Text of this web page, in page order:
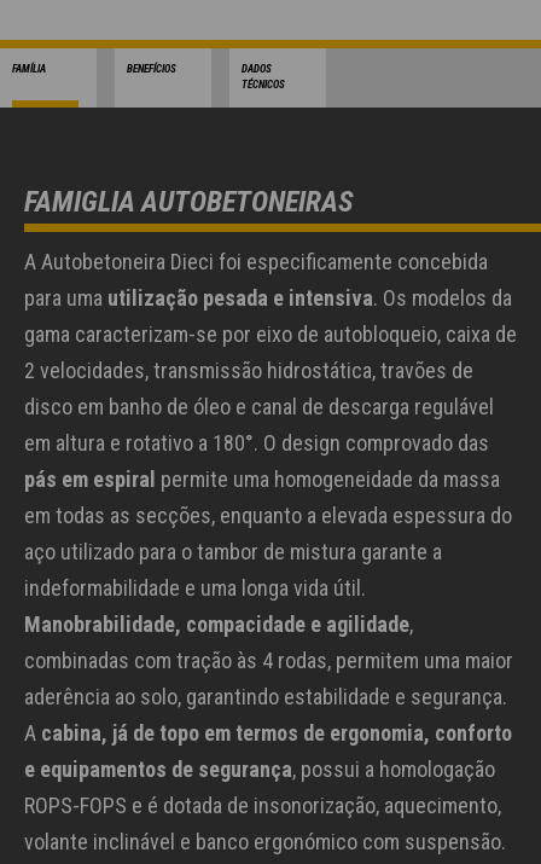
FAMÍLIA BENEFÍCIOS
DADOS
TÉCNICOS
FAMIGLIA AUTOBETONEIRAS
A Autobetoneira Dieci foi especificamente concebida
para uma utilização pesada e intensiva. Os modelos da
gama caracterizam-se por eixo de autobloqueio, caixa de
2 velocidades, transmissão hidrostática, travões de
disco em banho de óleo e canal de descarga regulável
em altura e rotativo a 180°. O design comprovado das
pás em espiral permite uma homogeneidade da massa
em todas as secções, enquanto a elevada espessura do
aço utilizado para o tambor de mistura garante a
indeformabilidade e uma longa vida útil.
Manobrabilidade, compacidade e agilidade,
combinadas com tração às 4 rodas, permitem uma maior
aderência ao solo, garantindo estabilidade e segurança.
A cabina, já de topo em termos de ergonomia, conforto
e equipamentos de segurança, possui a homologação
ROPS-FOPS e é dotada de insonorização, aquecimento,
volante inclinável e banco ergonómico com suspensão.